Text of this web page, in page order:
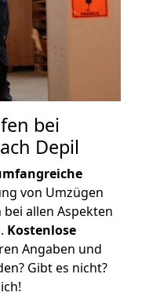
bei
Depil
von Umzügen
allen Aspekten
Kostenlose
Angaben und
Gibt es nicht?